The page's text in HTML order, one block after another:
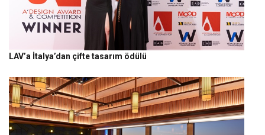
LAV’a İtalya’dan çifte tasarım ödülü